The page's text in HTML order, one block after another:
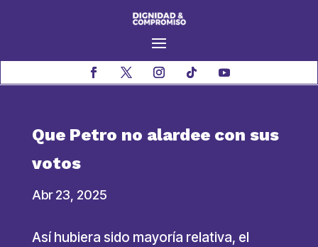
Que Petro no alardee con sus
votos
Abr 23, 2025
Así hubiera sido mayoría relativa, el